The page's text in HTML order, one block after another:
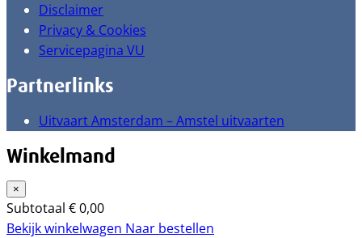
Disclaimer
Privacy & Cookies
Servicepagina VU
Partnerlinks
Uitvaart Amsterdam – Amstel uitvaarten
Winkelmand
×
Subtotaal €0,00
Bekijk winkelwagen Naar bestellen